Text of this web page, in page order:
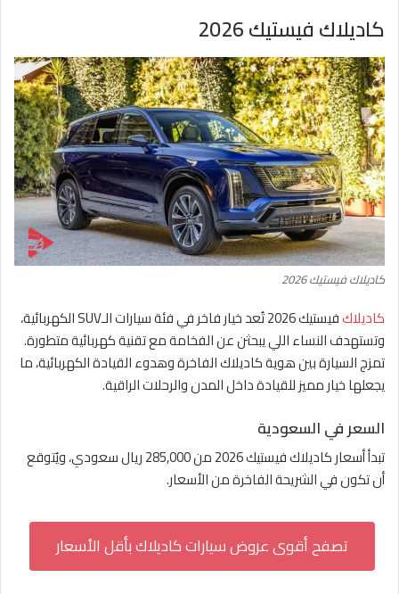
كاديلاك فيستيك 2026
كاديلاك فيستيك 2026
كاديلاك
فيستيك 2026 تُعد خيار فاخر في فئة سيارات الـSUV الكهربائية،
وتستهدف النساء اللي يبحثن عن الفخامة مع تقنية كهربائية متطورة.
تمزج السيارة بين هوية كاديلاك الفاخرة وهدوء القيادة الكهربائية، ما
يجعلها خيار مميز للقيادة داخل المدن والرحلات الراقية.
السعر في السعودية
تبدأ أسعار كاديلاك فيستيك 2026 من 285,000 ريال سعودي، ويُتوقع
أن تكون في الشريحة الفاخرة من الأسعار.
تصفح أقوى عروض سيارات كاديلاك بأقل الأسعار